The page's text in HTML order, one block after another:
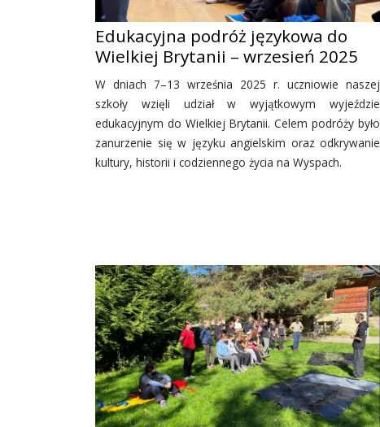
Edukacyjna podróż językowa do
Wielkiej Brytanii – wrzesień 2025
W dniach 7–13 września 2025 r. uczniowie naszej
szkoły wzięli udział w wyjątkowym wyjeździe
edukacyjnym do Wielkiej Brytanii. Celem podróży było
zanurzenie się w języku angielskim oraz odkrywanie
kultury, historii i codziennego życia na Wyspach.